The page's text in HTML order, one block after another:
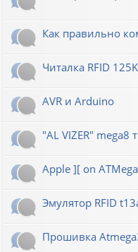
Как правильно
Читалка RFID
AVR и Arduino
"AL VIZER" mega8
Apple ][ on
Эмулятор RFID
Прошивка